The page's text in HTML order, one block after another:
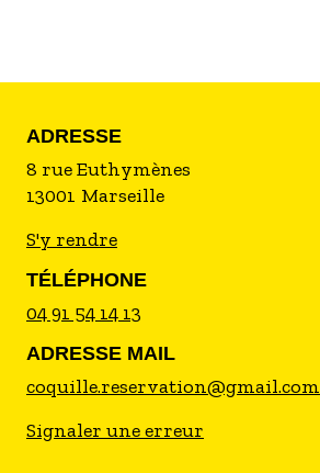
ADRESSE
8 rue Euthymènes
13001 Marseille
S'y rendre
TÉLÉPHONE
04 91 54 14 13
ADRESSE MAIL
coquille.reservation@gmail.com
Signaler une erreur